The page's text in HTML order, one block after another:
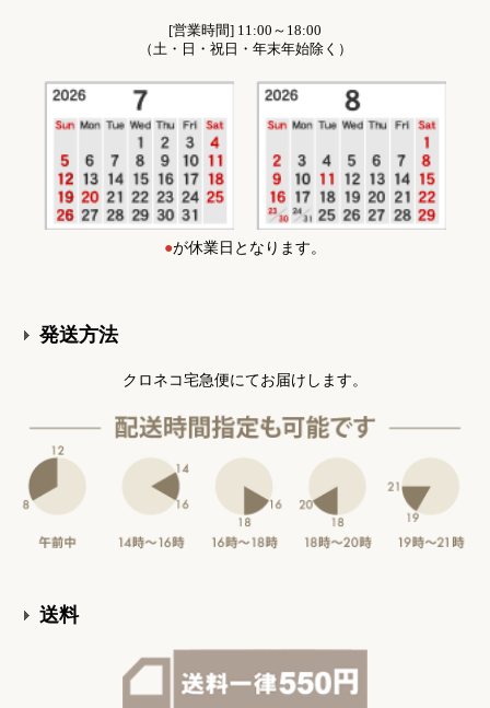
[営業時間] 11:00～18:00
（土・日・祝日・年末年始除く）
●が休業日となります。
発送方法
クロネコ宅急便にてお届けします。
送料